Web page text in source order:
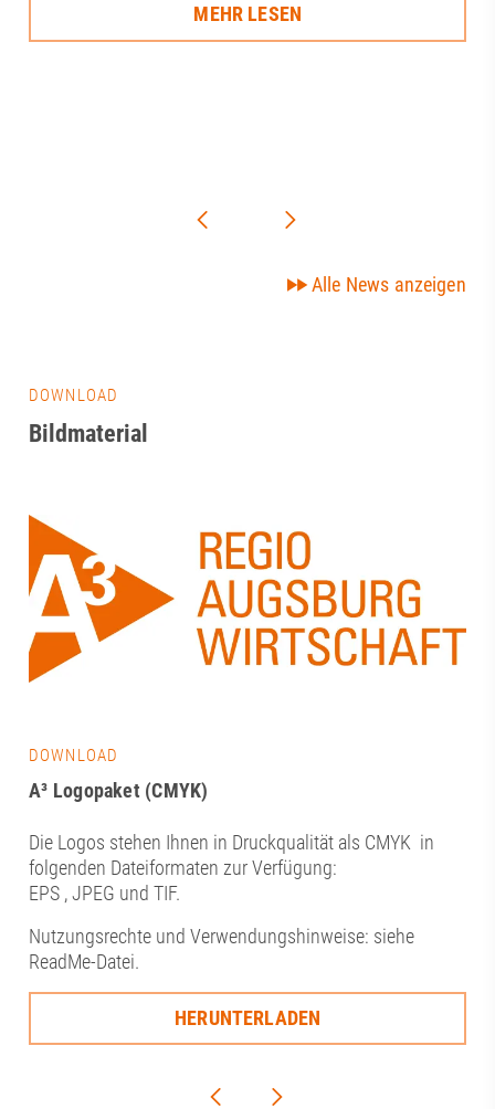
MEHR LESEN
Alle News anzeigen
DOWNLOAD
Bildmaterial
DOWNLOAD
A³ Logopaket (CMYK)
Die Logos stehen Ihnen in Druckqualität als CMYK in
folgenden Dateiformaten zur Verfügung:
EPS , JPEG und TIF.
Nutzungsrechte und Verwendungshinweise: siehe
ReadMe-Datei.
HERUNTERLADEN